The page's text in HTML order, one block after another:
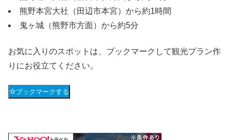
熊野本宮大社（田辺市本宮）から約1時間
鬼ヶ城（熊野市方面）から約5分
お気に入りのスポットは、ブックマークして観光プラン作
りにお役立てください。
ブックマークする